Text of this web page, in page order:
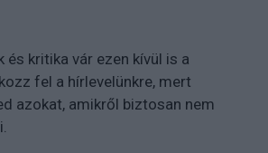
és kritika vár ezen kívül is a
fel a hírlevelünkre, mert
azokat, amikről biztosan nem